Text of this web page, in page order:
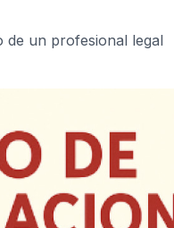
de un profesional legal